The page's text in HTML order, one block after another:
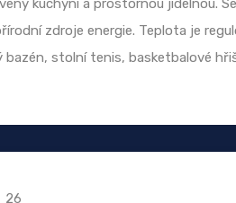
kuchyní a prostornou jídelnou.
zdroje energie. Teplota je
bazén, stolní tenis, basketbalové
26